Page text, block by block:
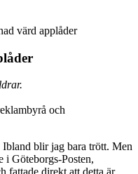
värd applåder
och
Ibland blir jag bara trött. Men
i Göteborgs-Posten,